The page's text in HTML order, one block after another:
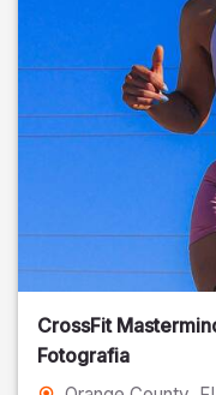
CrossFit
Fotografia